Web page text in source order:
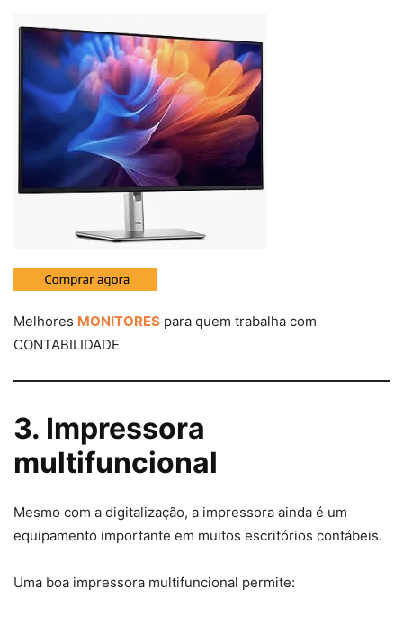
Melhores MONITORES para quem trabalha com
CONTABILIDADE
3. Impressora
multifuncional
Mesmo com a digitalização, a impressora ainda é um
equipamento importante em muitos escritórios contábeis.
Uma boa impressora multifuncional permite: